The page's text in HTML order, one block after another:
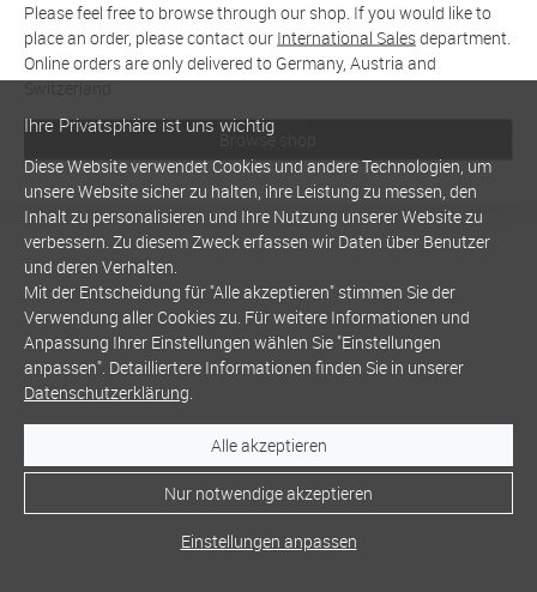
Please feel free to browse through our shop. If you would like to
place an order, please contact our International Salesdepartment.
Online orders are only delivered to Germany, Austria and
Switzerland
Browse shop
Ihre Privatsphäre ist uns wichtig
Diese Website verwendet Cookies und andere Technologien, um
unsere Website sicher zu halten, ihre Leistung zu messen, den
Inhalt zu personalisieren und Ihre Nutzung unserer Website zu
verbessern. Zu diesem Zweck erfassen wir Daten über Benutzer
und deren Verhalten.
Mit der Entscheidung für "Alle akzeptieren" stimmen Sie der
Verwendung aller Cookies zu. Für weitere Informationen und
Anpassung Ihrer Einstellungen wählen Sie "Einstellungen
anpassen". Detailliertere Informationen finden Sie in unserer
Datenschutzerklärung.
Alle akzeptieren
Nur notwendige akzeptieren
Einstellungen anpassen